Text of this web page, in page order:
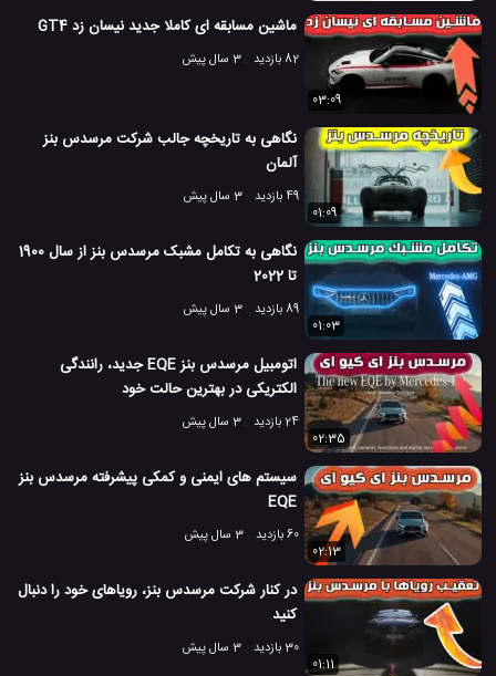
ماشین مسابقه ای کاملا جدید نیسان زد GT4
82 بازدید 3 سال پیش
03:09
نگاهی به تاریخچه جالب شرکت مرسدس بنز
آلمان
49 بازدید
3 سال پیش
01:09
نگاهی به تکامل مشبک مرسدس بنز از سال 1900
تا 2022
89 بازدید
3 سال پیش
01:03
اتومبیل مرسدس بنز EQE جدید، رانندگی
الکتریکی در بهترین حالت خود
24 بازدید
3 سال پیش
02:35
سیستم های ایمنی و کمکی پیشرفته مرسدس بنز
EQE
60 بازدید
3 سال پیش
02:13
در کنار شرکت مرسدس بنز، رویاهای خود را دنبال
کنید
30 بازدید
3 سال پیش
01:11